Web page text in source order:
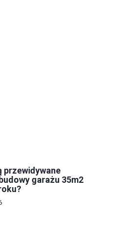
przewidywane
garażu 35m2